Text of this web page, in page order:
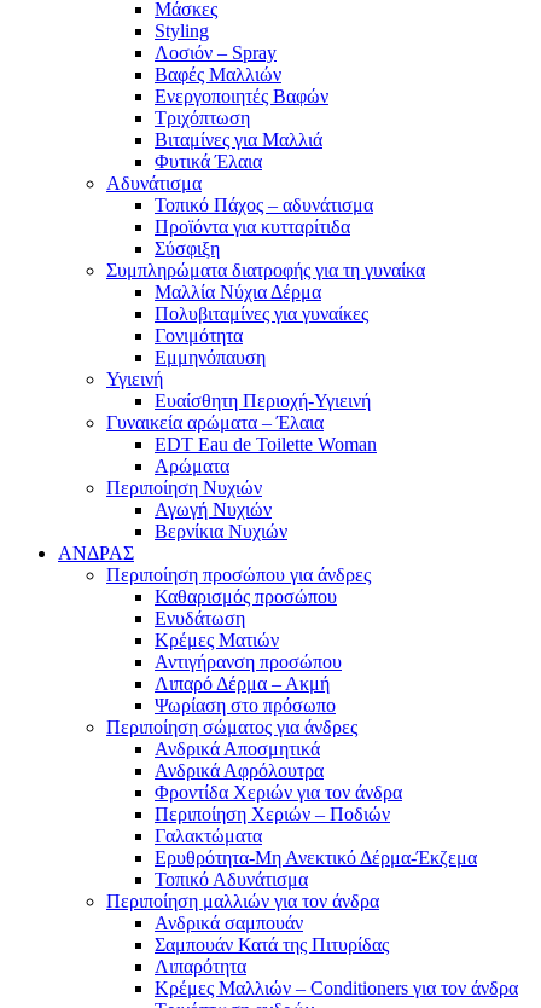
Μάσκες
Styling
Λοσιόν – Spray
Βαφές Μαλλιών
Ενεργοποιητές Βαφών
Τριχόπτωση
Βιταμίνες για Μαλλιά
Φυτικά Έλαια
Αδυνάτισμα
Τοπικό Πάχος – αδυνάτισμα
Προϊόντα για κυτταρίτιδα
Σύσφιξη
Συμπληρώματα διατροφής για τη γυναίκα
Μαλλία Νύχια Δέρμα
Πολυβιταμίνες για γυναίκες
Γονιμότητα
Εμμηνόπαυση
Υγιεινή
Ευαίσθητη Περιοχή-Υγιεινή
Γυναικεία αρώματα – Έλαια
EDT Eau de Toilette Woman
Αρώματα
Περιποίηση Νυχιών
Αγωγή Νυχιών
Βερνίκια Νυχιών
ΑΝΔΡΑΣ
Περιποίηση προσώπου για άνδρες
Καθαρισμός προσώπου
Ενυδάτωση
Κρέμες Ματιών
Αντιγήρανση προσώπου
Λιπαρό Δέρμα – Ακμή
Ψωρίαση στο πρόσωπο
Περιποίηση σώματος για άνδρες
Ανδρικά Αποσμητικά
Ανδρικά Αφρόλουτρα
Φροντίδα Χεριών για τον άνδρα
Περιποίηση Χεριών – Ποδιών
Γαλακτώματα
Ερυθρότητα-Μη Ανεκτικό Δέρμα-Έκζεμα
Τοπικό Αδυνάτισμα
Περιποίηση μαλλιών για τον άνδρα
Ανδρικά σαμπουάν
Σαμπουάν Κατά της Πιτυρίδας
Λιπαρότητα
Κρέμες Μαλλιών – Conditioners για τον άνδρα